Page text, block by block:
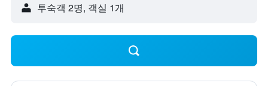
​투숙객 2​명, ​객실 1개